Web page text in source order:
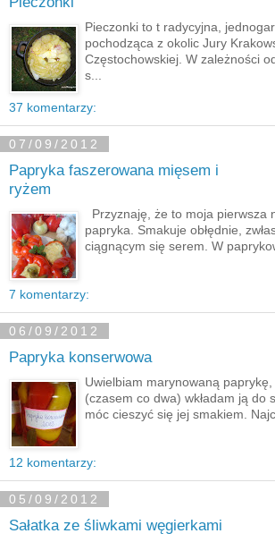
Pieczonki to t radycyjna,
pochodząca z okolic Jury
Częstochowskiej. W zależności
s...
37 komentarzy:
07/09/2012
Papryka faszerowana mięsem i
ryżem
Przyznaję, że to moja pierwsza
papryka. Smakuje obłędnie,
ciągnącym się serem. W
7 komentarzy:
06/09/2012
Papryka konserwowa
Uwielbiam marynowaną
(czasem co dwa) wkładam ją do
móc cieszyć się jej smakiem.
12 komentarzy:
05/09/2012
Sałatka ze śliwkami węgierkami